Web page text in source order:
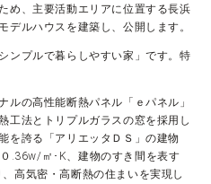
め、主要活動エリアに位置する長浜
デルハウスを建築し、公開します。
ンプルで暮らしやすい家」です。特
ルの高性能断熱パネル「ｅパネル」
工法とトリプルガラスの窓を採用し
を誇る「アリエッタＤＳ」の建物
.36w/㎡･K、建物のすき間を表す
高気密・高断熱の住まいを実現し